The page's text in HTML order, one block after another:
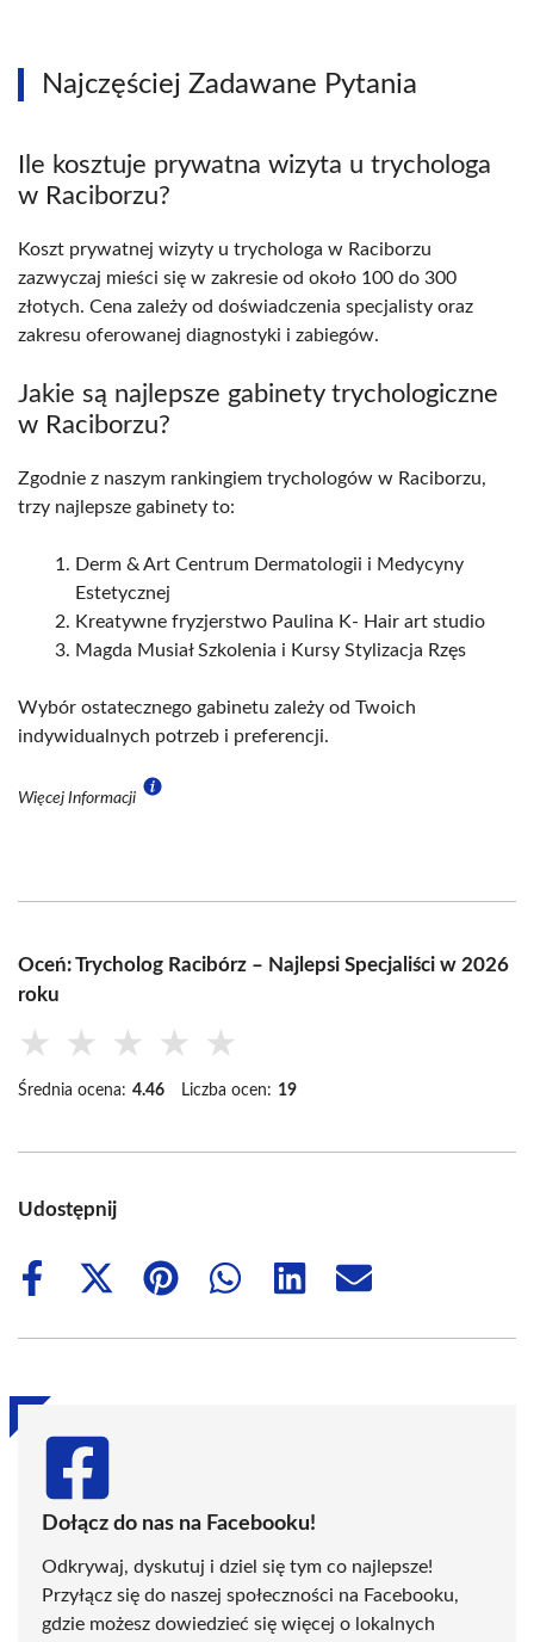
Najczęściej Zadawane Pytania
Ile kosztuje prywatna wizyta u trychologa
w Raciborzu?
Koszt prywatnej wizyty u trychologa w Raciborzu
zazwyczaj mieści się w zakresie od około 100 do 300
złotych. Cena zależy od doświadczenia specjalisty oraz
zakresu oferowanej diagnostyki i zabiegów.
Jakie są najlepsze gabinety trychologiczne
w Raciborzu?
Zgodnie z naszym rankingiem trychologów w Raciborzu,
trzy najlepsze gabinety to:
Derm & Art Centrum Dermatologii i Medycyny
Estetycznej
Kreatywne fryzjerstwo Paulina K- Hair art studio
Magda Musiał Szkolenia i Kursy Stylizacja Rzęs
Wybór ostatecznego gabinetu zależy od Twoich
indywidualnych potrzeb i preferencji.
Więcej Informacji
Oceń: Trycholog Racibórz – Najlepsi Specjaliści w 2026
roku
★ ★ ★ ★ ★
Średnia ocena: 4.46 Liczba ocen: 19
Udostępnij
Share
Share
(Twitter)
Share
Share
Share
Share
Dołącz do nas na Facebooku!
Odkrywaj, dyskutuj i dziel się tym co najlepsze!
Przyłącz się do naszej społeczności na Facebooku,
gdzie możesz dowiedzieć się więcej o lokalnych